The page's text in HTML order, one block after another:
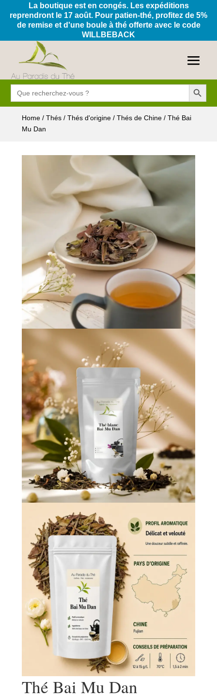
La boutique est en congés. Les expéditions
reprendront le 17 août. Pour patien-thé, profitez de 5%
de remise et d'une boule à thé offerte avec le code
WILLBEBACK
Search
for:
Search Button
Home/ Thés/ Thés d'origine/ Thés de Chine/ Thé Bai
Mu Dan
Thé Bai Mu Dan